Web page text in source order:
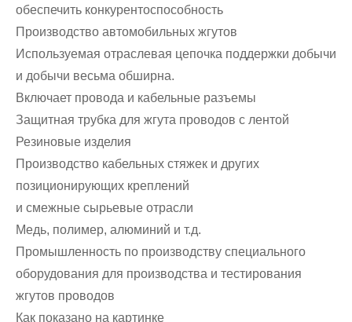
обеспечить конкурентоспособность
Производство автомобильных жгутов
Используемая отраслевая цепочка поддержки добычи
и добычи весьма обширна.
Включает провода и кабельные разъемы
Защитная трубка для жгута проводов с лентой
Резиновые изделия
Производство кабельных стяжек и других
позиционирующих креплений
и смежные сырьевые отрасли
Медь, полимер, алюминий и т.д.
Промышленность по производству специального
оборудования для производства и тестирования
жгутов проводов
Как показано на картинке